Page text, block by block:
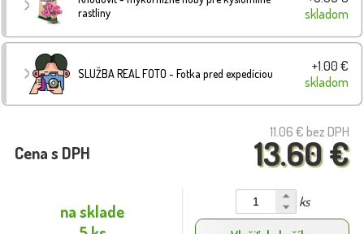
rastliny
skladom
SLUŽBA REAL FOTO - Fotka pred expedíciou
+1.00 €
skladom
11.06 € bez DPH
13.60 €
Cena s DPH
na sklade
ks